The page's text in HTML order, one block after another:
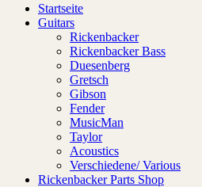
Startseite
Guitars
Rickenbacker
Rickenbacker Bass
Duesenberg
Gretsch
Gibson
Fender
MusicMan
Taylor
Acoustics
Verschiedene/ Various
Rickenbacker Parts Shop